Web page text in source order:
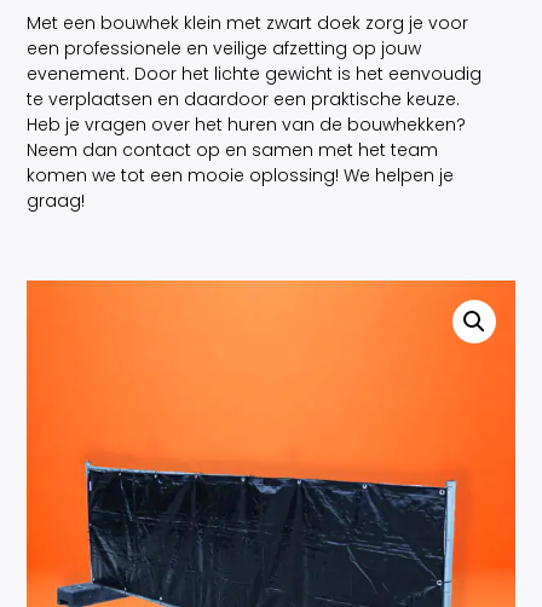
Met een bouwhek klein met zwart doek zorg je voor
een professionele en veilige afzetting op jouw
evenement. Door het lichte gewicht is het eenvoudig
te verplaatsen en daardoor een praktische keuze.
Heb je vragen over het huren van de bouwhekken?
Neem dan contact op en samen met het team
komen we tot een mooie oplossing! We helpen je
graag!